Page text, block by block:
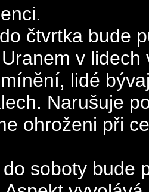
čtvrtka bude
v
lidé
Narušuje
ohroženi při
soboty bude